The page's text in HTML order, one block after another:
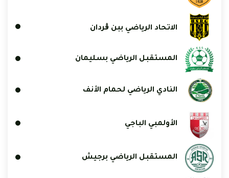
الاتحاد الرياضي ببن ڨردان
المستقبل الرياضي بسليمان
النادي الرياضي لحمام الأنف
الأولمبي الباجي
المستقبل الرياضي برجيش